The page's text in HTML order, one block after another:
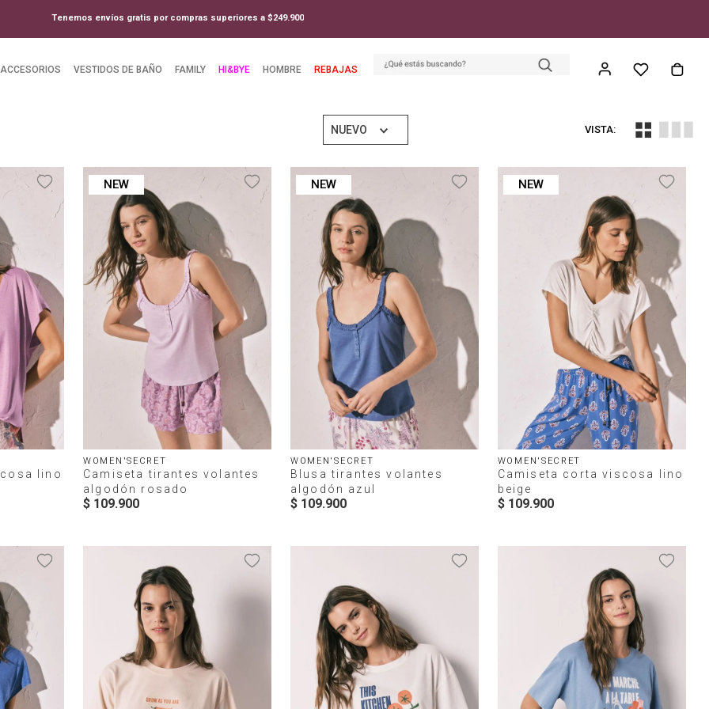
Tenemos envíos gratis por compras superiores a $249.900
ACCESORIOS VESTIDOS DE BAÑO FAMILY HI&BYE HOMBRE REBAJAS
NUEVO
lino
NEW
WOMEN'SECRET
Camiseta tirantes volantes
algodón rosado
$ 109.900
NEW
WOMEN'SECRET
Blusa tirantes volantes
algodón azul
$ 109.900
NEW
WOMEN'SECRET
Camiseta corta viscosa lino
beige
$ 109.900